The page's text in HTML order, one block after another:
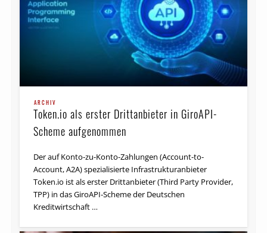
ARCHIV
Token.io als erster Drittanbieter in GiroAPI-
Scheme aufgenommen
Der auf Konto-zu-Konto-Zahlungen (Account-to-
Account, A2A) spezialisierte Infrastrukturanbieter
Token.io ist als erster Drittanbieter (Third Party Provider,
TPP) in das GiroAPI-Scheme der Deutschen
Kreditwirtschaft …